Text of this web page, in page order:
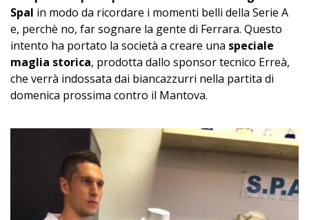
Spal in modo da ricordare i momenti belli della Serie A
e, perchè no, far sognare la gente di Ferrara. Questo
intento ha portato la società a creare una speciale
maglia storica, prodotta dallo sponsor tecnico Erreà,
che verrà indossata dai biancazzurri nella partita di
domenica prossima contro il Mantova.